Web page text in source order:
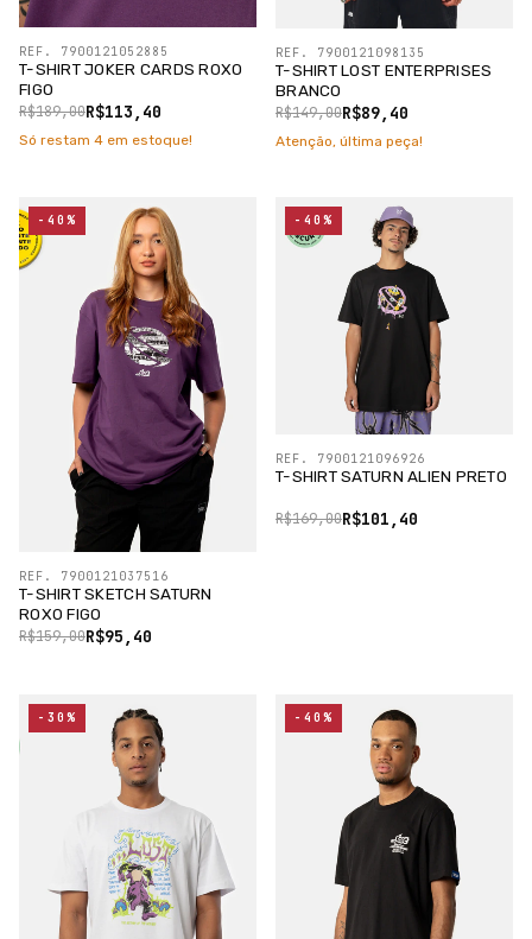
T-SHIRT JOKER CARDS ROXO
FIGO
R$113,40
R$189,00
REF. 7900121052885
Só restam 4 em estoque!
T-SHIRT LOST ENTERPRISES
BRANCO
R$89,40
R$149,00
REF. 7900121098135
Atenção, última peça!
T-SHIRT SKETCH SATURN
ROXO FIGO
R$95,40
R$159,00
REF. 7900121037516
-40%
T-SHIRT SATURN ALIEN PRETO
R$101,40
R$169,00
REF. 7900121096926
-40%
-30% -40%